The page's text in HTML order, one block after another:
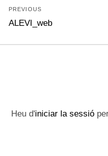
d'entrades
PREVIOUS
Previous
ALEVI_web
Heu d'iniciar la sessió